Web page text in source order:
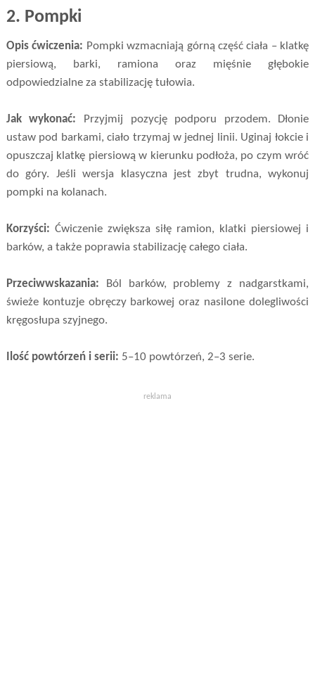
2. Pompki
Opis ćwiczenia: Pompki wzmacniają górną część ciała – klatkę
piersiową, barki, ramiona oraz mięśnie głębokie
odpowiedzialne za stabilizację tułowia.
Jak wykonać: Przyjmij pozycję podporu przodem. Dłonie
ustaw pod barkami, ciało trzymaj w jednej linii. Uginaj łokcie i
opuszczaj klatkę piersiową w kierunku podłoża, po czym wróć
do góry. Jeśli wersja klasyczna jest zbyt trudna, wykonuj
pompki na kolanach.
Korzyści: Ćwiczenie zwiększa siłę ramion, klatki piersiowej i
barków, a także poprawia stabilizację całego ciała.
Przeciwwskazania: Ból barków, problemy z nadgarstkami,
świeże kontuzje obręczy barkowej oraz nasilone dolegliwości
kręgosłupa szyjnego.
Ilość powtórzeń i serii: 5–10 powtórzeń, 2–3 serie.
reklama